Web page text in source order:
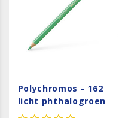
Polychromos - 162
licht phthalogroen